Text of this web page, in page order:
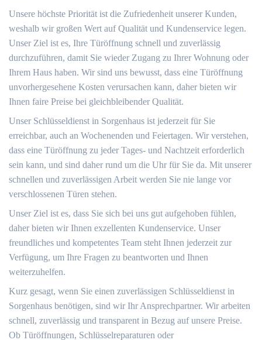
Unsere höchste Priorität ist die Zufriedenheit unserer Kunden,
weshalb wir großen Wert auf Qualität und Kundenservice legen.
Unser Ziel ist es, Ihre Türöffnung schnell und zuverlässig
durchzuführen, damit Sie wieder Zugang zu Ihrer Wohnung oder
Ihrem Haus haben. Wir sind uns bewusst, dass eine Türöffnung
unvorhergesehene Kosten verursachen kann, daher bieten wir
Ihnen faire Preise bei gleichbleibender Qualität.
Unser Schlüsseldienst in Sorgenhaus ist jederzeit für Sie
erreichbar, auch an Wochenenden und Feiertagen. Wir verstehen,
dass eine Türöffnung zu jeder Tages- und Nachtzeit erforderlich
sein kann, und sind daher rund um die Uhr für Sie da. Mit unserer
schnellen und zuverlässigen Arbeit werden Sie nie lange vor
verschlossenen Türen stehen.
Unser Ziel ist es, dass Sie sich bei uns gut aufgehoben fühlen,
daher bieten wir Ihnen exzellenten Kundenservice. Unser
freundliches und kompetentes Team steht Ihnen jederzeit zur
Verfügung, um Ihre Fragen zu beantworten und Ihnen
weiterzuhelfen.
Kurz gesagt, wenn Sie einen zuverlässigen Schlüsseldienst in
Sorgenhaus benötigen, sind wir Ihr Ansprechpartner. Wir arbeiten
schnell, zuverlässig und transparent in Bezug auf unsere Preise.
Ob Türöffnungen, Schlüsselreparaturen oder